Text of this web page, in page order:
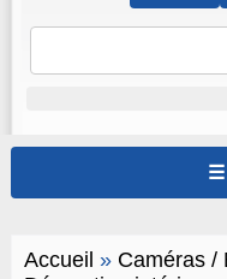
☰
Accueil » Caméras /